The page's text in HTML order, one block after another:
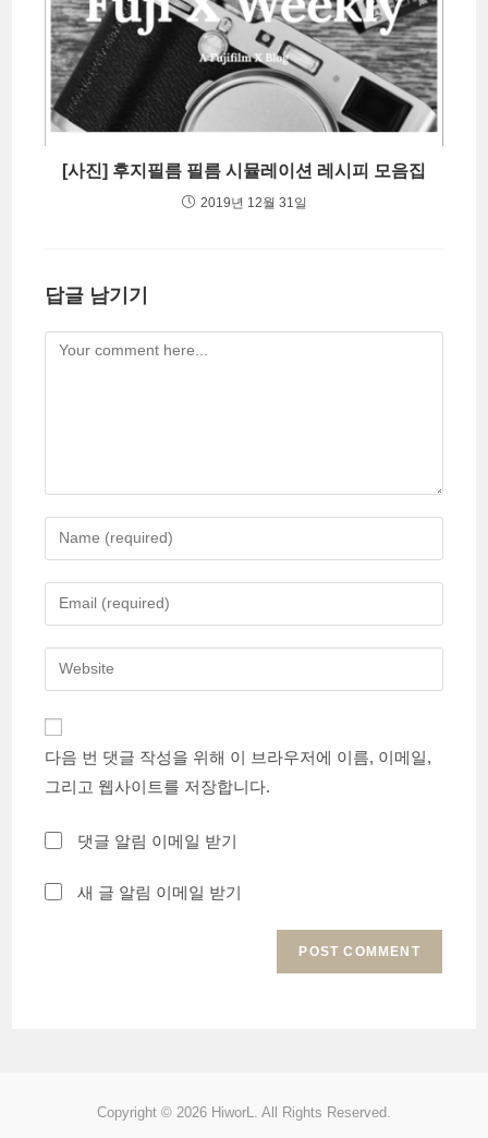
[사진] 후지필름 필름 시뮬레이션 레시피 모음집
2019년 12월 31일
답글 남기기
Comment
Enter
your
name
comment
Enter
your
email
address
Enter
your
URL
(optional)
다음 번 댓글 작성을 위해 이 브라우저에 이름, 이메일,
그리고 웹사이트를 저장합니다.
댓글 알림 이메일 받기
새 글 알림 이메일 받기
Copyright © 2026 HiworL. All Rights Reserved.